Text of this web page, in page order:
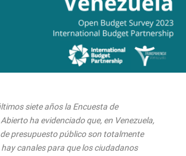
siete años la Encuesta de
ha evidenciado que, en Venezuela,
presupuesto público son totalmente
canales para que los ciudadanos